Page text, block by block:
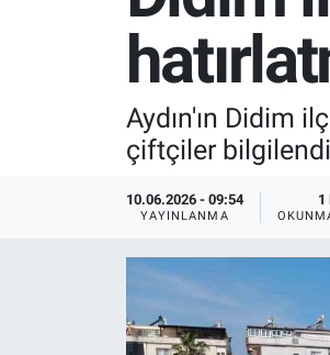
Aydın'ın Didim
çiftçiler
10.06.2026 - 09:54
YAYINLANMA
1